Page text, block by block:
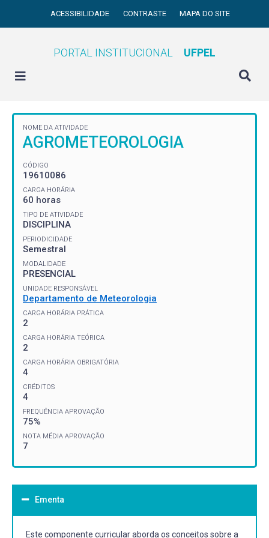
ACESSIBILIDADE CONTRASTE MAPA DO SITE
PORTAL INSTITUCIONAL UFPEL
NOME DA ATIVIDADE
AGROMETEOROLOGIA
CÓDIGO
19610086
CARGA HORÁRIA
60 horas
TIPO DE ATIVIDADE
DISCIPLINA
PERIODICIDADE
Semestral
MODALIDADE
PRESENCIAL
UNIDADE RESPONSÁVEL
Departamento de Meteorologia
CARGA HORÁRIA PRÁTICA
2
CARGA HORÁRIA TEÓRICA
2
CARGA HORÁRIA OBRIGATÓRIA
4
CRÉDITOS
4
FREQUÊNCIA APROVAÇÃO
75%
NOTA MÉDIA APROVAÇÃO
7
Ementa
Este componente curricular aborda os conceitos sobre a